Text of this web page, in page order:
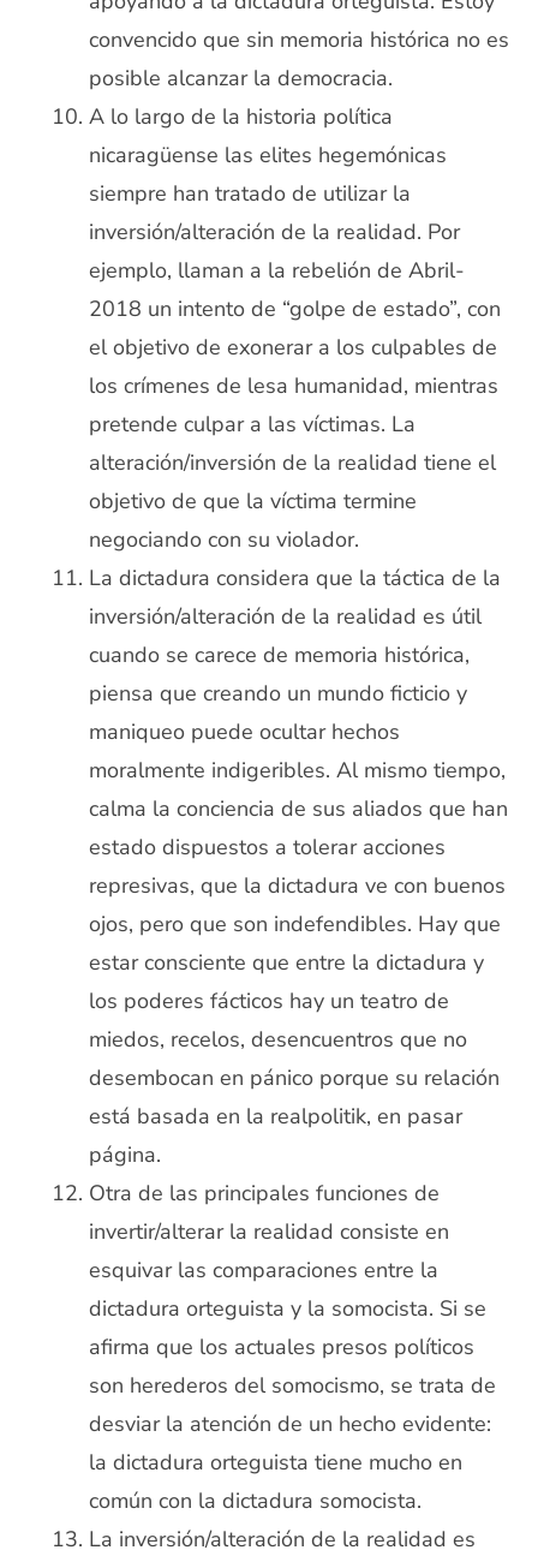
convencido que sin memoria histórica no es
posible alcanzar la democracia.
A lo largo de la historia política
nicaragüense las elites hegemónicas
siempre han tratado de utilizar la
inversión/alteración de la realidad. Por
ejemplo, llaman a la rebelión de Abril-
2018 un intento de “golpe de estado”, con
el objetivo de exonerar a los culpables de
los crímenes de lesa humanidad, mientras
pretende culpar a las víctimas. La
alteración/inversión de la realidad tiene el
objetivo de que la víctima termine
negociando con su violador.
La dictadura considera que la táctica de la
inversión/alteración de la realidad es útil
cuando se carece de memoria histórica,
piensa que creando un mundo ficticio y
maniqueo puede ocultar hechos
moralmente indigeribles. Al mismo tiempo,
calma la conciencia de sus aliados que han
estado dispuestos a tolerar acciones
represivas, que la dictadura ve con buenos
ojos, pero que son indefendibles. Hay que
estar consciente que entre la dictadura y
los poderes fácticos hay un teatro de
miedos, recelos, desencuentros que no
desembocan en pánico porque su relación
está basada en la realpolitik, en pasar
página.
Otra de las principales funciones de
invertir/alterar la realidad consiste en
esquivar las comparaciones entre la
dictadura orteguista y la somocista. Si se
afirma que los actuales presos políticos
son herederos del somocismo, se trata de
desviar la atención de un hecho evidente:
la dictadura orteguista tiene mucho en
común con la dictadura somocista.
La inversión/alteración de la realidad es